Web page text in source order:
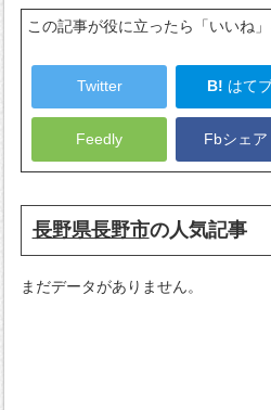
この記事が役に立ったら「いいね
Twitter B! はて
Feedly Fbシェア
長野県長野市の人気記事
まだデータがありません。